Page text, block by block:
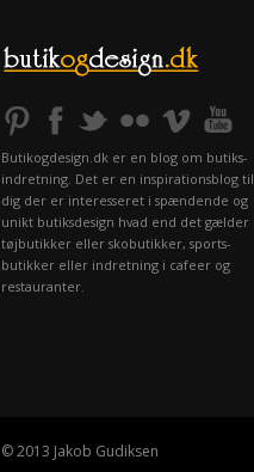
Butikogdesign.dk er en blog om butiks-
indretning. Det er en inspirationsblog til
dig der er interesseret i spændende og
unikt butiksdesign hvad end det gælder
tøjbutikker eller skobutikker, sports-
butikker eller indretning i cafeer og
restauranter.
© 2013 Jakob Gudiksen